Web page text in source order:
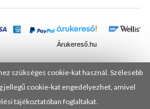
szükséges cookie-kat használ. Szélesebb
cookie-kat engedélyezhet, amivel
tájékoztatóban foglaltakat.
Árukereső.hu
DANUSA Hungary Kft.